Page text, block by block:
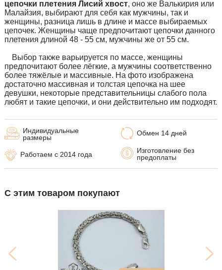
цепочки плетения Лисий хвост, оно же Валькирия или
Малайзия, выбирают для себя как мужчины, так и
женщины, разница лишь в длине и массе выбираемых
цепочек. Женщины чаще предпочитают цепочки данного
плетения длиной 48 - 55 см, мужчины же от 55 см.
Выбор также варьируется по массе, женщины
предпочитают более лёгкие, а мужчины соответственно
более тяжёлые и массивные. На фото изображена
достаточно массивная и толстая цепочка на шее
девушки, некоторые представительницы слабого пола
любят и такие цепочки, и они действительно им подходят.
Обмен 14 дней
Изготовление без
предоплаты
Индивидуальные
размеры
Работаем с 2014 года
С этим товаром покупают